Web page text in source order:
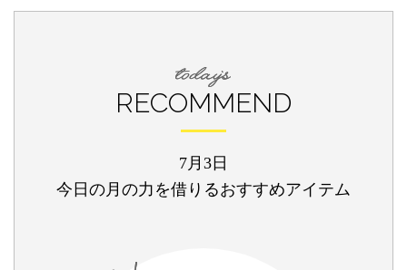
RECOMMEND
7月3日
今日の月の力を借りるおすすめアイテム